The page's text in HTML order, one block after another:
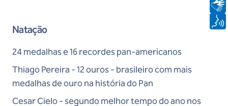
Natação
24 medalhas e 16 recordes pan-americanos
Thiago Pereira - 12 ouros - brasileiro com mais
medalhas de ouro na história do Pan
Cesar Cielo - segundo melhor tempo do ano nos